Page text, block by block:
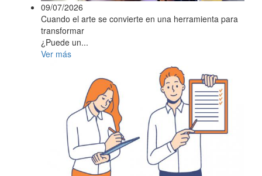
09/07/2026
Cuando el arte se convierte en una herramienta para
transformar
¿Puede un...
Ver más